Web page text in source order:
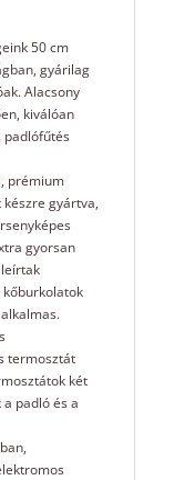
50 cm
gyárilag
Alacsony
kiválóan
padlófűtés
prémium
gyártva,
gyorsan
termosztát
két
padló és a